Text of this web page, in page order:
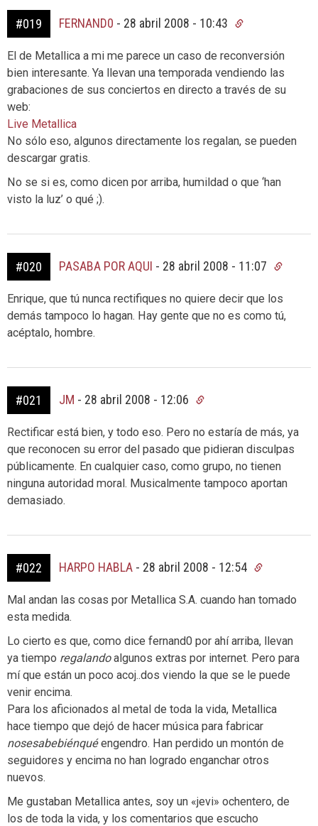
#019 FERNAND0 - 28 abril 2008 - 10:43
El de Metallica a mi me parece un caso de reconversión
bien interesante. Ya llevan una temporada vendiendo las
grabaciones de sus conciertos en directo a través de su
web:
Live Metallica
No sólo eso, algunos directamente los regalan, se pueden
descargar gratis.
No se si es, como dicen por arriba, humildad o que ‘han
visto la luz’ o qué ;).
#020 PASABA POR AQUI - 28 abril 2008 - 11:07
Enrique, que tú nunca rectifiques no quiere decir que los
demás tampoco lo hagan. Hay gente que no es como tú,
acéptalo, hombre.
#021 JM - 28 abril 2008 - 12:06
Rectificar está bien, y todo eso. Pero no estaría de más, ya
que reconocen su error del pasado que pidieran disculpas
públicamente. En cualquier caso, como grupo, no tienen
ninguna autoridad moral. Musicalmente tampoco aportan
demasiado.
#022 HARPO HABLA - 28 abril 2008 - 12:54
Mal andan las cosas por Metallica S.A. cuando han tomado
esta medida.
Lo cierto es que, como dice fernand0 por ahí arriba, llevan
ya tiempo regalandoalgunos extras por internet. Pero para
mí que están un poco acoj..dos viendo la que se le puede
venir encima.
Para los aficionados al metal de toda la vida, Metallica
hace tiempo que dejó de hacer música para fabricar
nosesabebiénquéengendro. Han perdido un montón de
seguidores y encima no han logrado enganchar otros
nuevos.
Me gustaban Metallica antes, soy un «jevi» ochentero, de
los de toda la vida, y los comentarios que escucho